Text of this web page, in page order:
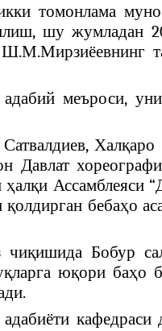
томонлама
шу жумладан
меъроси,
Сатвалдиев,
Давлат
Ассамблеяси
бебаҳо
Бобур
юқори
кафедраси